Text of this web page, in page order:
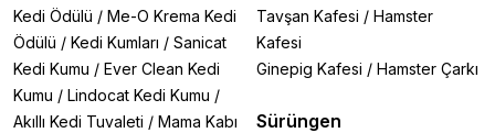
Kedi Ödülü / Me-O Krema Kedi
Ödülü / Kedi Kumları / Sanicat
Kedi Kumu / Ever Clean Kedi
Kumu / Lindocat Kedi Kumu /
Akıllı Kedi Tuvaleti / Mama Kabı
Tavşan Kafesi / Hamster
Kafesi
Ginepig Kafesi / Hamster Çarkı
Sürüngen